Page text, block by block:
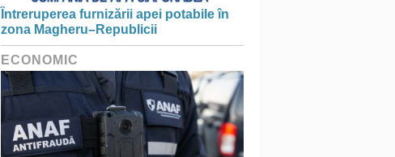
Întreruperea furnizării apei potabile în
zona Magheru–Republicii
ECONOMIC